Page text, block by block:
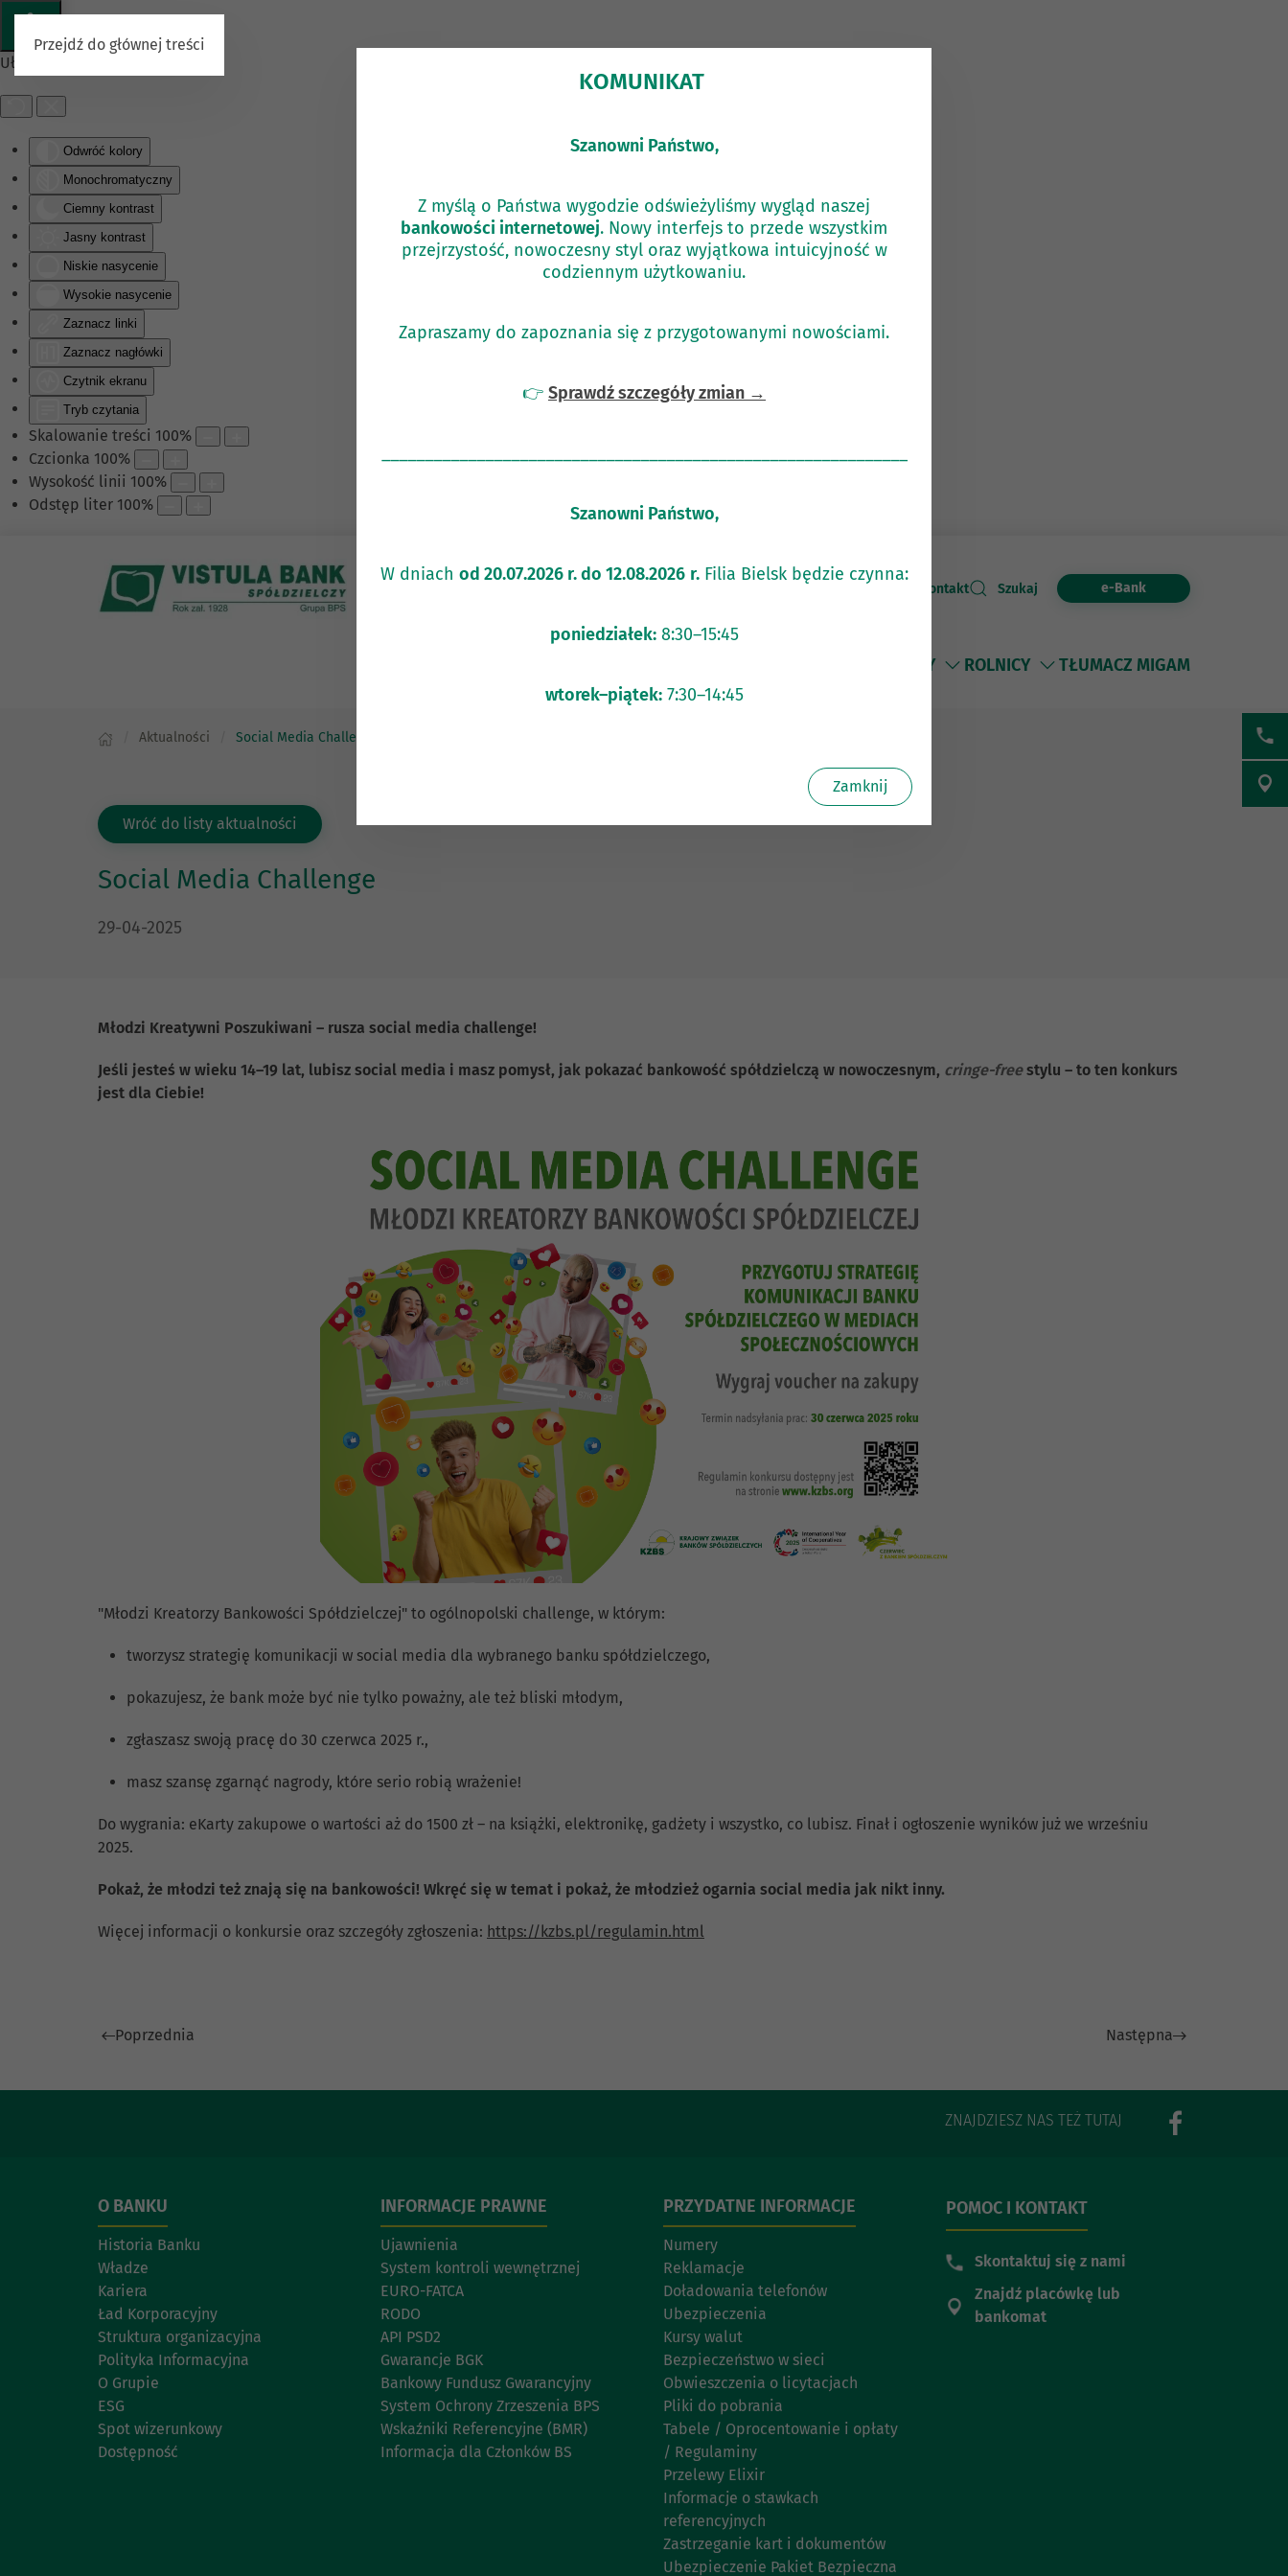
Ułatwienia dostępu
Odwróć kolory
Monochromatyczny
Ciemny kontrast
Jasny kontrast
Niskie nasycenie
Wysokie nasycenie
Zaznacz linki
Zaznacz nagłówki
Czytnik ekranu
Tryb czytania
Skalowanie treści 100%
Czcionka 100%
Wysokość linii 100%
Odstęp liter 100%
Przejdź do głównej treści
Kontakt Szukaj e-Bank
FIRMY ROLNICY TŁUMACZ MIGAM
Aktualności Social Media Challenge
Wróć do listy aktualności
Social Media Challenge
DATA PUBLIKACJI:
29-04-2025
Młodzi Kreatywni Poszukiwani – rusza social media challenge!
Jeśli jesteś w wieku 14–19 lat, lubisz social media i masz pomysł, jak pokazać bankowość spółdzielczą w nowoczesnym, cringe-freestylu – to ten konkurs
jest dla Ciebie!
"Młodzi Kreatorzy Bankowości Spółdzielczej" to ogólnopolski challenge, w którym:
tworzysz strategię komunikacji w social media dla wybranego banku spółdzielczego,
pokazujesz, że bank może być nie tylko poważny, ale też bliski młodym,
zgłaszasz swoją pracę do 30 czerwca 2025 r.,
masz szansę zgarnąć nagrody, które serio robią wrażenie!
Do wygrania: eKarty zakupowe o wartości aż do 1500 zł – na książki, elektronikę, gadżety i wszystko, co lubisz. Finał i ogłoszenie wyników już we wrześniu
2025.
Pokaż, że młodzi też znają się na bankowości! Wkręć się w temat i pokaż, że młodzież ogarnia social media jak nikt inny.
Więcej informacji o konkursie oraz szczegóły zgłoszenia: https://kzbs.pl/regulamin.html
Poprzednia Następna
ZNAJDZIESZ NAS TEŻ TUTAJ
O BANKU
Historia Banku
Władze
Kariera
Ład Korporacyjny
Struktura organizacyjna
Polityka Informacyjna
O Grupie
ESG
Spot wizerunkowy
Dostępność
INFORMACJE PRAWNE
Ujawnienia
System kontroli wewnętrznej
EURO-FATCA
RODO
API PSD2
Gwarancje BGK
Bankowy Fundusz Gwarancyjny
System Ochrony Zrzeszenia BPS
Wskaźniki Referencyjne (BMR)
Informacja dla Członków BS
PRZYDATNE INFORMACJE
Numery
Reklamacje
Doładowania telefonów
Ubezpieczenia
Kursy walut
Bezpieczeństwo w sieci
Obwieszczenia o licytacjach
Pliki do pobrania
Tabele / Oprocentowanie i opłaty
/ Regulaminy
Przelewy Elixir
Informacje o stawkach
referencyjnych
Zastrzeganie kart i dokumentów
Ubezpieczenie Pakiet Bezpieczna
POMOC I KONTAKT
Skontaktuj się z nami
Znajdź placówkę lub
bankomat
KOMUNIKAT
Szanowni Państwo,
Z myślą o Państwa wygodzie odświeżyliśmy wygląd naszej
bankowości internetowej. Nowy interfejs to przede wszystkim
przejrzystość, nowoczesny styl oraz wyjątkowa intuicyjność w
codziennym użytkowaniu.
Zapraszamy do zapoznania się z przygotowanymi nowościami.
👉 Sprawdź szczegóły zmian →
Szanowni Państwo,
W dniach od 20.07.2026 r. do 12.08.2026 r.Filia Bielsk będzie czynna:
poniedziałek:8:30–15:45
wtorek–piątek:7:30–14:45
Zamknij